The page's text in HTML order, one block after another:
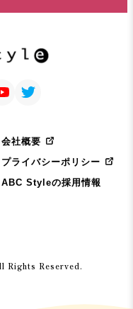
会社概要
プライバシーポリシー
ABC Styleの採用情報
Rights Reserved.